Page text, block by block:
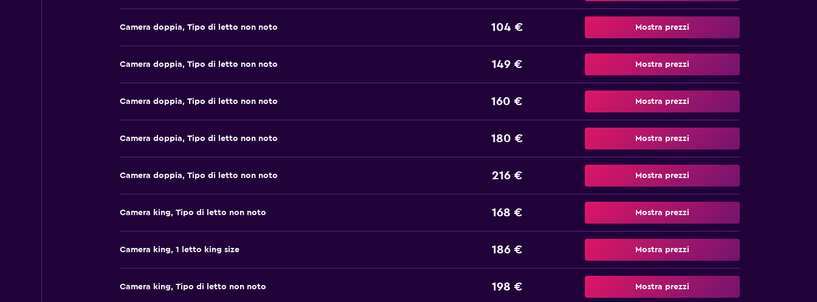
Camera doppia, Tipo di letto non noto 104 € Mostra prezzi
Camera doppia, Tipo di letto non noto 149 € Mostra prezzi
Camera doppia, Tipo di letto non noto 160 € Mostra prezzi
Camera doppia, Tipo di letto non noto 180 € Mostra prezzi
Camera doppia, Tipo di letto non noto 216 € Mostra prezzi
Camera king, Tipo di letto non noto 168 € Mostra prezzi
Camera king, 1 letto king size 186 € Mostra prezzi
Camera king, Tipo di letto non noto 198 € Mostra prezzi